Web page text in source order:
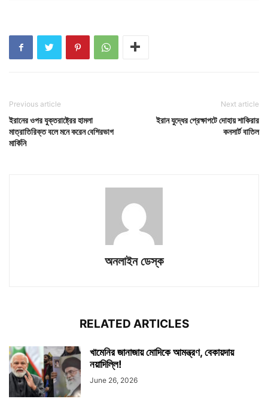
Previous article
ইরানের ওপর যুক্তরাষ্ট্রের হামলা
মাত্রাতিরিক্ত বলে মনে করেন বেশিরভাগ
মার্কিনি
Next article
ইরান যুদ্ধের প্রেক্ষাপটে দোহায় শাকিরার
কনসার্ট বাতিল
অনলাইন ডেস্ক
RELATED ARTICLES
খামেনির জানাজায় মোদিকে আমন্ত্রণ, বেকায়দায়
নয়াদিল্লি!
June 26, 2026